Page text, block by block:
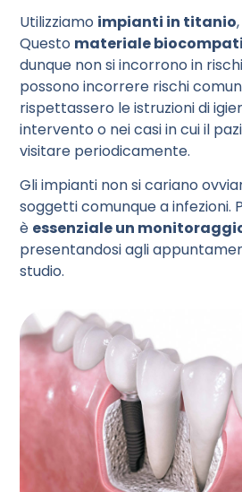
Utilizziamo impianti in titanio
Questo materiale
dunque non si incorrono in
possono incorrere rischi
rispettassero le istruzioni di
intervento o nei casi in cui il
visitare periodicamente.
Gli impianti non si cariano
soggetti comunque a infezioni.
è essenziale un
presentandosi agli
studio.